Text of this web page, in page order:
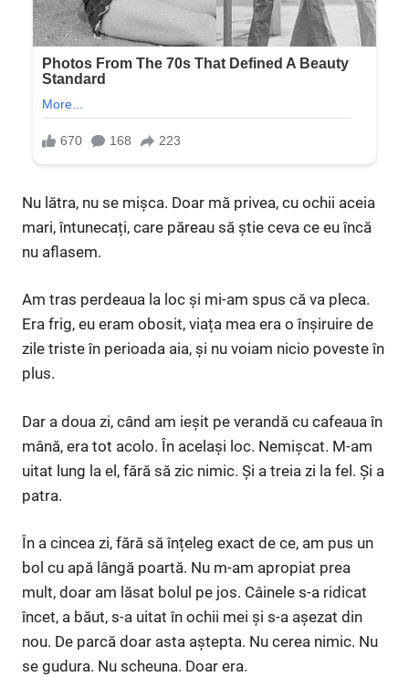
Nu lătra, nu se mișca. Doar mă privea, cu ochii aceia
mari, întunecați, care păreau să știe ceva ce eu încă
nu aflasem.
Am tras perdeaua la loc și mi-am spus că va pleca.
Era frig, eu eram obosit, viața mea era o înșiruire de
zile triste în perioada aia, și nu voiam nicio poveste în
plus.
Dar a doua zi, când am ieșit pe verandă cu cafeaua în
mână, era tot acolo. În același loc. Nemişcat. M-am
uitat lung la el, fără să zic nimic. Și a treia zi la fel. Și a
patra.
În a cincea zi, fără să înțeleg exact de ce, am pus un
bol cu apă lângă poartă. Nu m-am apropiat prea
mult, doar am lăsat bolul pe jos. Câinele s-a ridicat
încet, a băut, s-a uitat în ochii mei și s-a așezat din
nou. De parcă doar asta aștepta. Nu cerea nimic. Nu
se gudura. Nu scheuna. Doar era.